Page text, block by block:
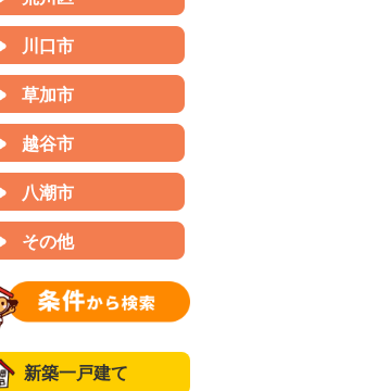
川口市
草加市
越谷市
八潮市
その他
新築一戸建て